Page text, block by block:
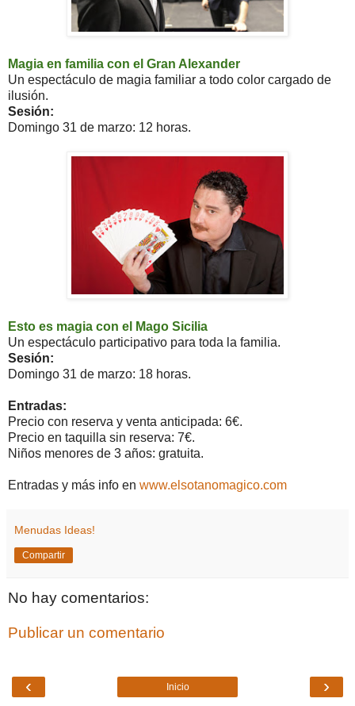
Magia en familia con el Gran Alexander
Un espectáculo de magia familiar a todo color cargado de
ilusión.
Sesión:
Domingo 31 de marzo: 12 horas.
Esto es magia con el Mago Sicilia
Un espectáculo participativo para toda la familia.
Sesión:
Domingo 31 de marzo: 18 horas.
Entradas:
Precio con reserva y venta anticipada: 6€.
Precio en taquilla sin reserva: 7€.
Niños menores de 3 años: gratuita.
Entradas y más info en www.elsotanomagico.com
Menudas Ideas!
Compartir
No hay comentarios:
Publicar un comentario
‹ ›
Inicio